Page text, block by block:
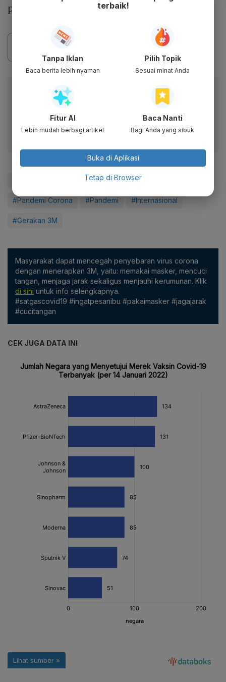
penduduk.
Baca artikel ini lewat aplikasi mobile.
Dapatkan pengalaman membaca lebih nyaman dan nikmati
fitur menarik lainnya lewat aplikasi mobile Katadata.
#Covid-19
#Pandemi Corona #Pandemi #Internasional
#Gerakan 3M
Masyarakat dapat mencegah penyebaran virus corona
dengan menerapkan 3M, yaitu: memakai masker, mencuci
tangan, menjaga jarak sekaligus menjauhi kerumunan. Klik
di sini untuk info selengkapnya.
#satgascovid19 #ingatpesanibu #pakaimasker #jagajarak
#cucitangan
CEK JUGA DATA INI
terbaik!
Tanpa Iklan
Baca berita lebih nyaman
Pilih Topik
Sesuai minat Anda
Fitur AI
Lebih mudah berbagi artikel
Baca Nanti
Bagi Anda yang sibuk
Buka di Aplikasi
Tetap di Browser